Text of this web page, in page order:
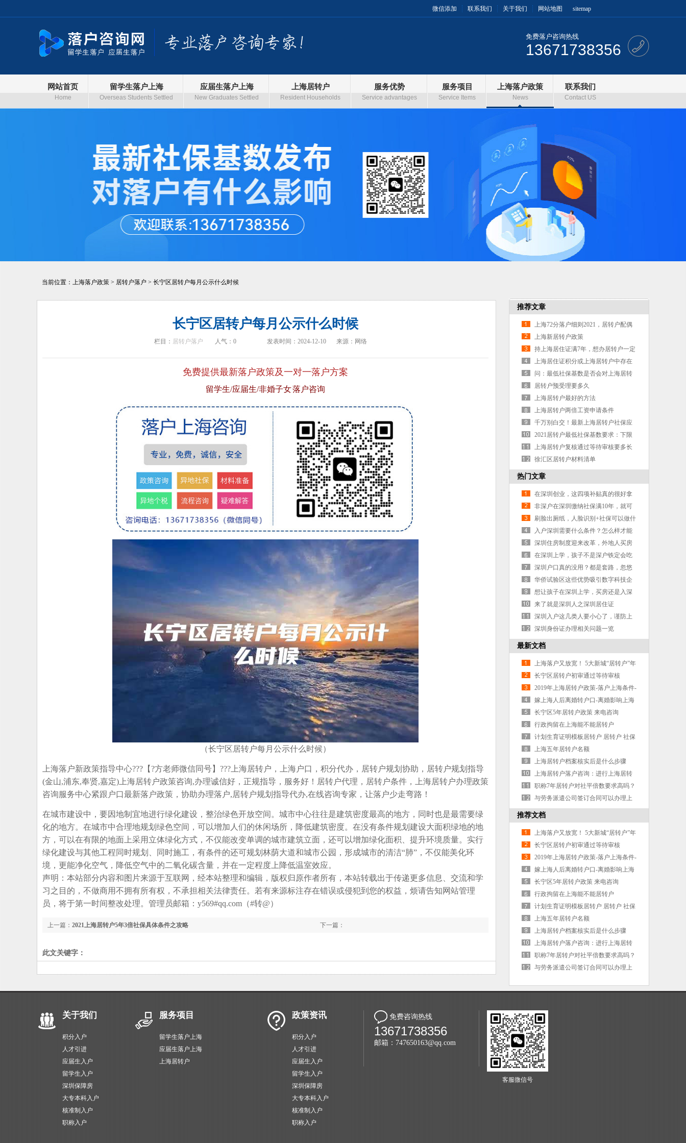
微信添加 联系我们 关于我们 网站地图 sitemap
免费落户咨询热线
13671738356
网站首页
Home
留学生落户上海
Overseas Students Settled
应届生落户上海
New Graduates Settled
上海居转户
Resident Households
服务优势
Service advantages
服务项目
Service Items
上海落户政策
News
联系我们
Contact US
当前位置： 上海落户政策 > 居转户落户 > 长宁区居转户每月公示什么时候
长宁区居转户每月公示什么时候
栏目： 居转户落户 人气： 0 发表时间：2024-12-10 来源：网络
免费提供最新落户政策及一对一落户方案
留学生/应届生/非婚子女 落户咨询
（长宁区居转户每月公示什么时候）
上海落户新政策指导中心???【?方老师微信同号】???上海居转户，上海户口，积分代办，居转户规划协助，居转户规划指导
(金山,浦东,奉贤,嘉定)上海居转户政策咨询,办理诚信好，正规指导，服务好！居转户代理，居转户条件，上海居转户办理政策
咨询服务中心紧跟户口最新落户政策，协助办理落户,居转户规划指导代办,在线咨询专家，让落户少走弯路！
在城市建设中，要因地制宜地进行绿化建设，整治绿色开放空间。城市中心往往是建筑密度最高的地方，同时也是最需要绿
化的地方。在城市中合理地规划绿色空间，可以增加人们的休闲场所，降低建筑密度。在没有条件规划建设大面积绿地的地
方，可以在有限的地面上采用立体绿化方式，不仅能改变单调的城市建筑立面，还可以增加绿化面积、提升环境质量。实行
绿化建设与其他工程同时规划、同时施工，有条件的还可规划林荫大道和城市公园，形成城市的清洁“肺”，不仅能美化环
境，更能净化空气，降低空气中的二氧化碳含量，并在一定程度上降低温室效应。
声明：本站部分内容和图片来源于互联网，经本站整理和编辑，版权归原作者所有，本站转载出于传递更多信息、交流和学
习之目的，不做商用不拥有所有权，不承担相关法律责任。若有来源标注存在错误或侵犯到您的权益，烦请告知网站管理
员，将于第一时间整改处理。管理员邮箱：y569#qq.com（#转@）
下一篇：
上一篇： 2021上海居转户5年3倍社保具体条件之攻略
此文关键字：
推荐文章
上海72分落户细则2021，居转户配偶
不能随迁，那以后怎么样才能落户上
海
上海新居转户政策
持上海居住证满7年，想办居转户一定
注意这个“硬性条件”！
上海居住证积分或上海居转户中存在
的一些问题
问：最低社保基数是否会对上海居转
户造成影响？
居转户预受理要多久
上海居转户最好的方法
上海居转户两倍工资申请条件
千万别白交！最新上海居转户社保应
该如何缴纳
2021居转户最低社保基数要求：下限
4927元／月
上海居转户复核通过等待审核要多长
时间
徐汇区居转户材料清单
热门文章
在深圳创业，这四项补贴真的很好拿
下
非深户在深圳缴纳社保满10年，就可
以在深圳领养老金吗？
刷脸出厕纸，人脸识别+社保可以做什
么
入户深圳需要什么条件？怎么样才能
知道自己能办理深沪？
深圳住房制度迎来改革，外地人买房
后可以直接入深户吗？
在深圳上学，孩子不是深户铁定会吃
亏
深圳户口真的没用？都是套路，忽悠
你的人其实就是真正的深圳人！
华侨试验区这些优势吸引数字科技企
业纷纷落户！
想让孩子在深圳上学，买房还是入深
户？许多家长都选错了
来了就是深圳人之深圳居住证
深圳入户这几类人要小心了，谨防上
当
深圳身份证办理相关问题一览
最新文档
上海落户又放宽！ 5大新城“居转户”年
限缩短！
长宁区居转户初审通过等待审核
2019年上海居转户政策-落户上海条件-
上海户口申报-
嫁上海人后离婚转户口-离婚影响上海
居转户吗
长宁区5年居转户政策 来电咨询
行政拘留在上海能不能居转户
计划生育证明模板居转户 居转户 社保
能断么 上海居转户到哪里申请
上海五年居转户名额
上海居转户档案核实后是什么步骤
上海居转户落户咨询：进行上海居转
户需要哪些要求？
职称7年居转户对社平倍数要求高吗？
我2011年毕业到上海工作
与劳务派遣公司签订合同可以办理上
海居转户么
推荐文档
上海落户又放宽！ 5大新城“居转户”年
限缩短！
长宁区居转户初审通过等待审核
2019年上海居转户政策-落户上海条件-
上海户口申报-
嫁上海人后离婚转户口-离婚影响上海
居转户吗
长宁区5年居转户政策 来电咨询
行政拘留在上海能不能居转户
计划生育证明模板居转户 居转户 社保
能断么 上海居转户到哪里申请
上海五年居转户名额
上海居转户档案核实后是什么步骤
上海居转户落户咨询：进行上海居转
户需要哪些要求？
职称7年居转户对社平倍数要求高吗？
我2011年毕业到上海工作
与劳务派遣公司签订合同可以办理上
关于我们
积分入户
人才引进
应届生入户
留学生入户
深圳保障房
大专本科入户
核准制入户
职称入户
服务项目
留学生落户上海
应届生落户上海
上海居转户
政策资讯
积分入户
人才引进
应届生入户
留学生入户
深圳保障房
大专本科入户
核准制入户
职称入户
免费咨询热线
13671738356
邮箱：747650163@qq.com
客服微信号